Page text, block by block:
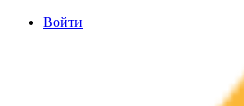
Войти